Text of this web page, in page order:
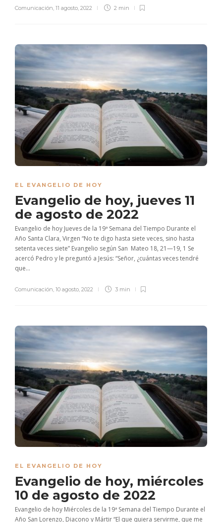
Comunicación, 11 agosto, 2022 2 min
EL EVANGELIO DE HOY
Evangelio de hoy, jueves 11
de agosto de 2022
Evangelio de hoy Jueves de la 19ª Semana del Tiempo Durante el
Año Santa Clara, Virgen “No te digo hasta siete veces, sino hasta
setenta veces siete” Evangelio según San Mateo 18, 21—19, 1 Se
acercó Pedro y le preguntó a Jesús: “Señor, ¿cuántas veces tendré
que...
Comunicación 10 agosto, 2022 3 min
EL EVANGELIO DE HOY
Evangelio de hoy, miércoles
10 de agosto de 2022
Evangelio de hoy Miércoles de la 19ª Semana del Tiempo Durante el
Año San Lorenzo, Diacono y Mártir “El que quiera servirme, que me